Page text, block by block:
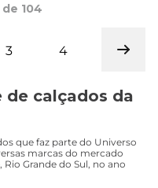
104
3 4
de calçados da
que faz parte do Universo
marcas do mercado
Grande do Sul, no ano